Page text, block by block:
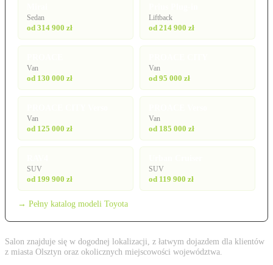
Sedan
od 314 900 zł
Liftback
od 214 900 zł
Van
od 130 000 zł
Van
od 95 000 zł
Van
od 125 000 zł
Van
od 185 000 zł
SUV
od 199 900 zł
SUV
od 119 900 zł
→ Pełny katalog modeli Toyota
Salon znajduje się w dogodnej lokalizacji, z łatwym dojazdem dla klientów
z miasta Olsztyn oraz okolicznych miejscowości województwa.